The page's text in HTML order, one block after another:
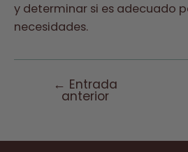
y determinar si es adecuado
necesidades.
Navegación
← Entrada
anterior